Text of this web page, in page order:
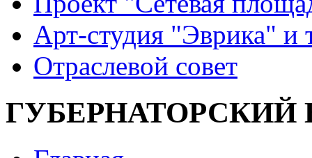
Арт-студия "Эврика" и
Отраслевой совет
ГУБЕРНАТОРСКИЙ